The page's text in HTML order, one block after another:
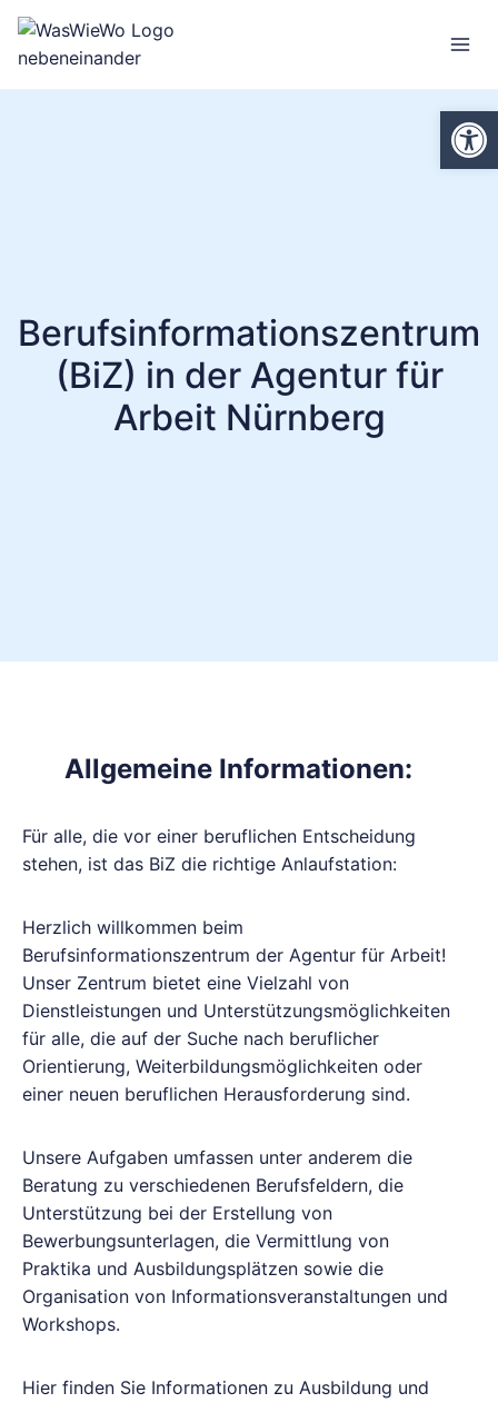
Zum
Inhalt
springen
Berufsinformationszentrum
(BiZ) in der Agentur für
Arbeit Nürnberg
Allgemeine Informationen:
Für alle, die vor einer beruflichen Entscheidung
stehen, ist das BiZ die richtige Anlaufstation:
Herzlich willkommen beim
Berufsinformationszentrum der Agentur für Arbeit!
Unser Zentrum bietet eine Vielzahl von
Dienstleistungen und Unterstützungsmöglichkeiten
für alle, die auf der Suche nach beruflicher
Orientierung, Weiterbildungsmöglichkeiten oder
einer neuen beruflichen Herausforderung sind.
Unsere Aufgaben umfassen unter anderem die
Beratung zu verschiedenen Berufsfeldern, die
Unterstützung bei der Erstellung von
Bewerbungsunterlagen, die Vermittlung von
Praktika und Ausbildungsplätzen sowie die
Organisation von Informationsveranstaltungen und
Workshops.
Hier finden Sie Informationen zu Ausbildung und